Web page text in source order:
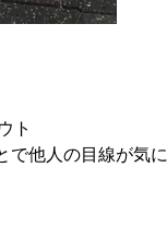
ト
で他人の目線が気に